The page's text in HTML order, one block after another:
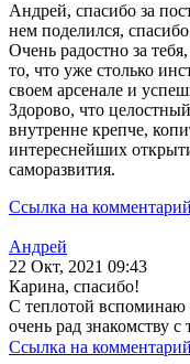
Андрей, спасибо за
нем поделился,
Очень радостно за
то, что уже столько
своем арсенале и
Здорово, что
внутренне крепче,
интереснейших
саморазвития.
Ссылка на комментарий
Андрей
22 Окт, 2021 09:43
Карина, спасибо!
С теплотой вспоминаю
очень рад знакомству с
Ссылка на комментарий